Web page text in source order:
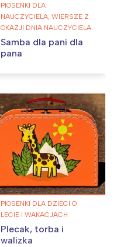
PIOSENKI DLA
NAUCZYCIELA, WIERSZE Z
OKAZJI DNIA NAUCZYCIELA
Samba dla pani dla
pana
PIOSENKI DLA DZIECI O
LECIE I WAKACJACH
Plecak, torba i
walizka